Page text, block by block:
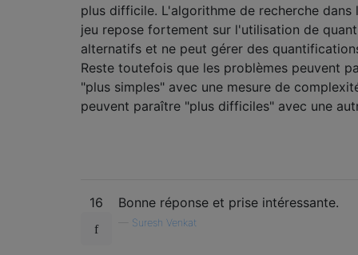
plus difficile. L'algorithme de recherche dans
jeu repose fortement sur l'utilisation de
alternatifs et ne peut gérer des
Reste toutefois que les problèmes peuvent
"plus simples" avec une mesure de
peuvent paraître "plus difficiles" avec une
16 Bonne réponse et prise intéressante.
Suresh Venkat